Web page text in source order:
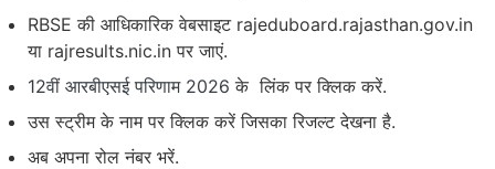
RBSE की आधिकारिक वेबसाइट rajeduboard.rajasthan.gov.in
या rajresults.nic.in पर जाएं.
12वीं आरबीएसई परिणाम 2026 के लिंक पर क्लिक करें.
उस स्ट्रीम के नाम पर क्लिक करें जिसका रिजल्ट देखना है.
अब अपना रोल नंबर भरें.